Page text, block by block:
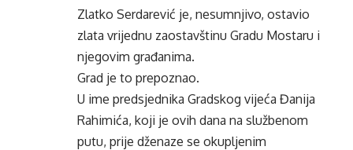
Zlatko Serdarević je, nesumnjivo, ostavio
zlata vrijednu zaostavštinu Gradu Mostaru i
njegovim građanima.
Grad je to prepoznao.
U ime predsjednika Gradskog vijeća Đanija
Rahimića, koji je ovih dana na službenom
putu, prije dženaze se okupljenim